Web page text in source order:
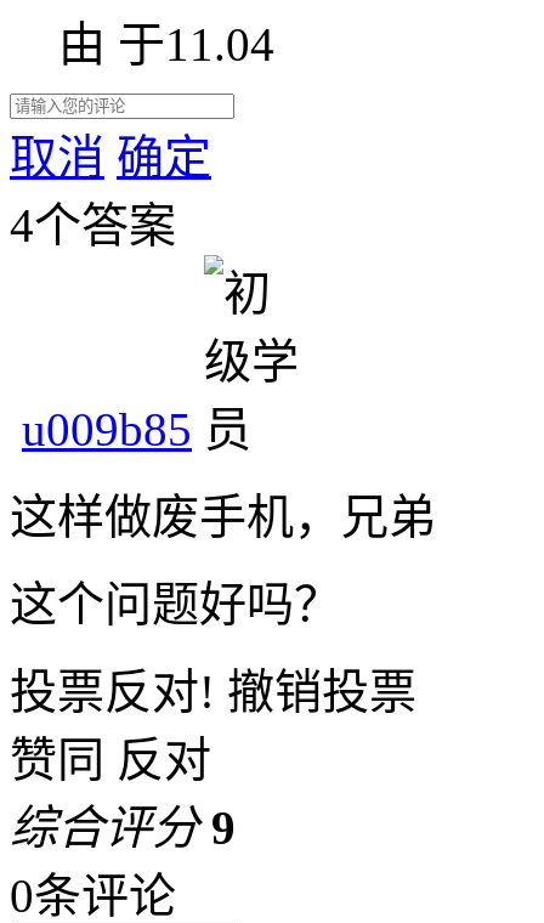
由 于11.04
取消 确定
4个答案
u009b85
这样做废手机，兄弟
这个问题好吗？
投票反对! 撤销投票
赞同 反对
综合评分 9
0条评论